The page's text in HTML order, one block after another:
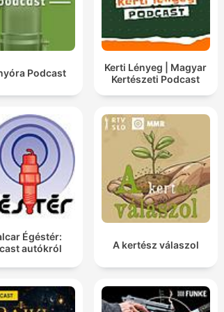
Podcast
Kerti Lényeg | Magyar
Kertészeti Podcast
Égéstér:
autókról
A kertész válaszol